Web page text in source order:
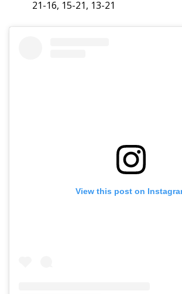
21-16, 15-21, 13-21
View this post on